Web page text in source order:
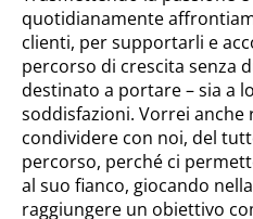
quotidianamente
clienti, per supportarli e
percorso di crescita senza
destinato a portare – sia a
soddisfazioni. Vorrei anche
condividere con noi, del
percorso, perché ci
al suo fianco, giocando
raggiungere un obiettivo